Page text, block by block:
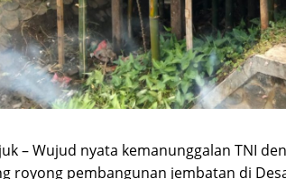
– Wujud nyata kemanunggalan TNI
royong pembangunan jembatan di